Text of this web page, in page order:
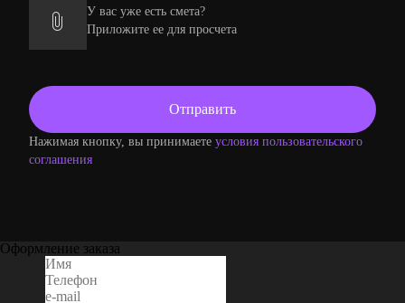
У вас уже есть смета?
Приложите ее для просчета
Нажимая кнопку, вы принимаете условия пользовательского
соглашения
Оформление заказа